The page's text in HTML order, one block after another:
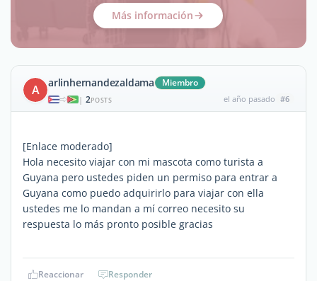
Más información
A arlinhernandezaldama Miembro
| 2POSTS el año pasado #6
[Enlace moderado]
Hola necesito viajar con mi mascota como turista a
Guyana pero ustedes piden un permiso para entrar a
Guyana como puedo adquirirlo para viajar con ella
ustedes me lo mandan a mí correo necesito su
respuesta lo más pronto posible gracias
Reaccionar Responder